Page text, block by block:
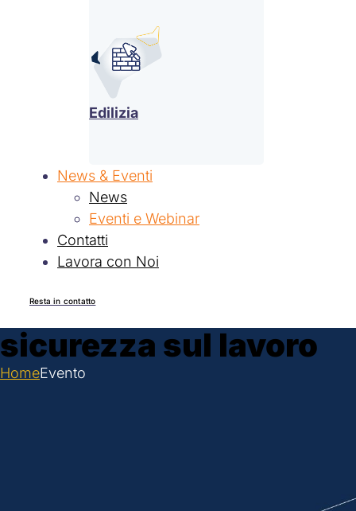
Edilizia
News & Eventi
News
Eventi e Webinar
Contatti
Lavora con Noi
Resta in contatto
sicurezza sul lavoro
HomeEvento